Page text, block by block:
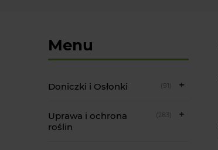
Menu
Doniczki i Osłonki (91)
Uprawa i ochrona
roślin
(283)